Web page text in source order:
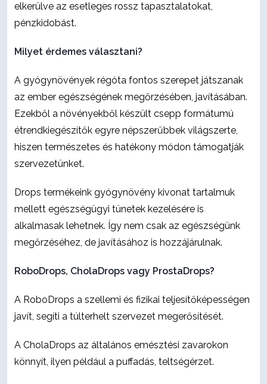
elkerülve az esetleges rossz tapasztalatokat,
pénzkidobást.
Milyet érdemes választani?
A gyógynövények régóta fontos szerepet játszanak
az ember egészségének megőrzésében, javításában.
Ezekből a növényekből készült csepp formátumú
étrendkiegészítők egyre népszerűbbek világszerte,
hiszen természetes és hatékony módon támogatják
szervezetünket.
Drops termékeink gyógynövény kivonat tartalmuk
mellett egészségügyi tünetek kezelésére is
alkalmasak lehetnek. Így nem csak az egészségünk
megőrzéséhez, de javításához is hozzájárulnak.
RoboDrops, CholaDrops vagy ProstaDrops?
A RoboDrops a szellemi és fizikai teljesítőképességen
javít, segíti a túlterhelt szervezet megerősítését.
A CholaDrops az általános emésztési zavarokon
könnyít, ilyen például a puffadás, teltségérzet.